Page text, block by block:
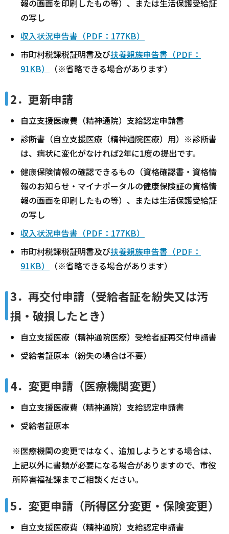
報の画面を印刷したもの等）、または生活保護受給証
の写し
収入状況申告書（PDF：177KB）
市町村税課税証明書及び扶養親族申告書（PDF：
91KB）
（※省略できる場合があります）
2．更新申請
自立支援医療費（精神通院）支給認定申請書
診断書（自立支援医療（精神通院医療）用）※診断書
は、病状に変化がなければ2年に1度の提出です。
健康保険情報の確認できるもの（資格確認書・資格情
報のお知らせ・マイナポータルの健康保険証の資格情
報の画面を印刷したもの等）、または生活保護受給証
の写し
収入状況申告書（PDF：177KB）
市町村税課税証明書及び扶養親族申告書（PDF：
91KB）
（※省略できる場合があります）
3．再交付申請（受給者証を紛失又は汚
損・破損したとき）
自立支援医療（精神通院医療）受給者証再交付申請書
受給者証原本（紛失の場合は不要）
4．変更申請（医療機関変更）
自立支援医療費（精神通院）支給認定申請書
受給者証原本
※医療機関の変更ではなく、追加しようとする場合は、
上記以外に書類が必要になる場合がありますので、市役
所障害福祉課までご相談ください。
5．変更申請（所得区分変更・保険変更）
自立支援医療費（精神通院）支給認定申請書